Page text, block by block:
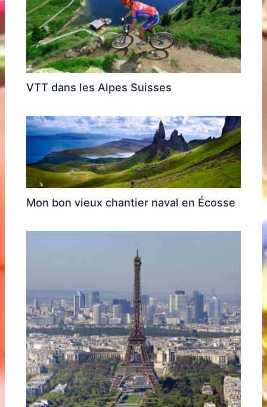
VTT dans les Alpes Suisses
Mon bon vieux chantier naval en Écosse